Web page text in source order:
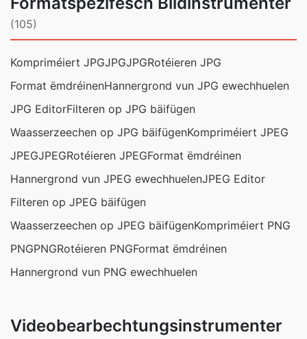
(105)
Kompriméiert JPGJPGJPGRotéieren JPG
Format ëmdréinenHannergrond vun JPG ewechhuelen
JPG EditorFilteren op JPG bäifügen
Waasserzeechen op JPG bäifügenKompriméiert JPEG
JPEGJPEGRotéieren JPEGFormat ëmdréinen
Hannergrond vun JPEG ewechhuelenJPEG Editor
Filteren op JPEG bäifügen
Waasserzeechen op JPEG bäifügenKompriméiert PNG
PNGPNGRotéieren PNGFormat ëmdréinen
Hannergrond vun PNG ewechhuelen
Videobearbechtungsinstrumenter